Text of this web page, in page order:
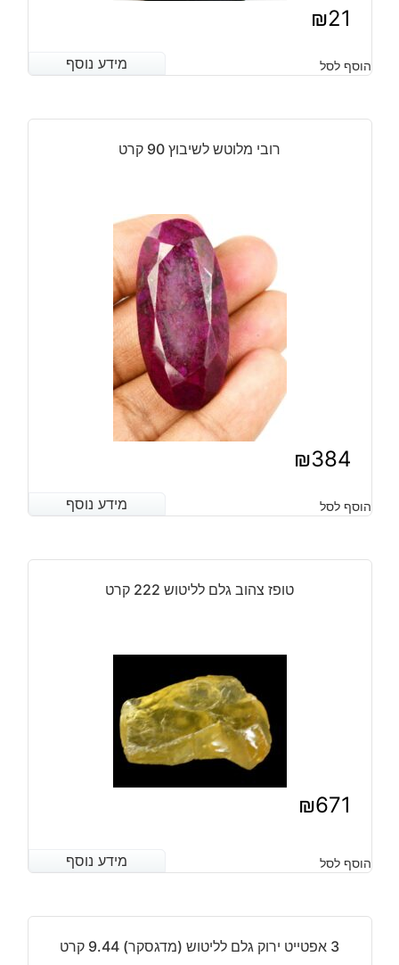
₪21
מידע נוסף הוסף לסל מידע נוסף
רובי מלוטש לשיבוץ 90 קרט
₪384
מידע נוסף הוסף לסל מידע נוסף
טופז צהוב גלם לליטוש 222 קרט
₪671
מידע נוסף הוסף לסל מידע נוסף
3 אפטייט ירוק גלם לליטוש (מדגסקר) 9.44 קרט